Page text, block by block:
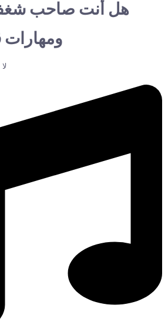
هل أنت صاحب شغف
ومهارات